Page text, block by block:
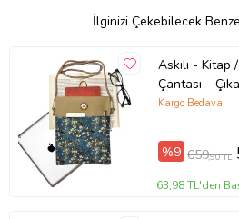
İlginizi Çekebilecek
Askılı -
Çantası –
Ağacı , Van
Kargo Bedava
%9 659,90 TL
63,98 TL'den